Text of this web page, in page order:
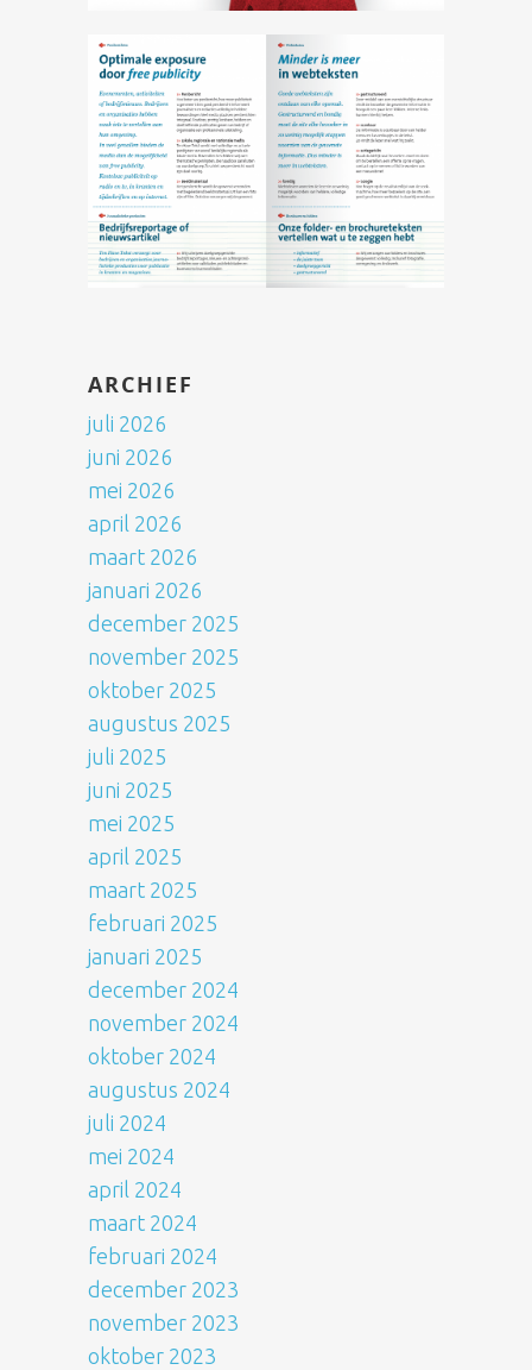
ARCHIEF
juli 2026
juni 2026
mei 2026
april 2026
maart 2026
januari 2026
december 2025
november 2025
oktober 2025
augustus 2025
juli 2025
juni 2025
mei 2025
april 2025
maart 2025
februari 2025
januari 2025
december 2024
november 2024
oktober 2024
augustus 2024
juli 2024
mei 2024
april 2024
maart 2024
februari 2024
december 2023
november 2023
oktober 2023